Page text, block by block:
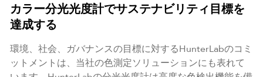
カラー分光光度計でサステナビリティ目標を
達成する
環境、社会、ガバナンスの目標に対するHunterLabのコミ
ットメントは、当社の色測定ソリューションにも表れて